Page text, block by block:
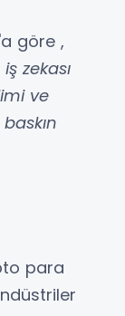
göre ,
zekası
ve
para